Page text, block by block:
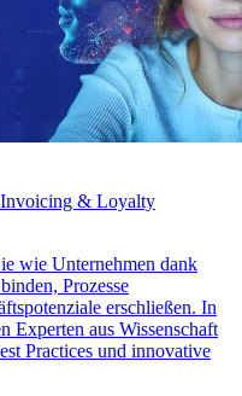
& Loyalty
wie Unternehmen dank
Prozesse
erschließen. In
Experten aus Wissenschaft
Practices und innovative